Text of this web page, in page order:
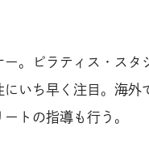
ー。ピラティス・スタ
いち早く注目。海外
トの指導も行う。